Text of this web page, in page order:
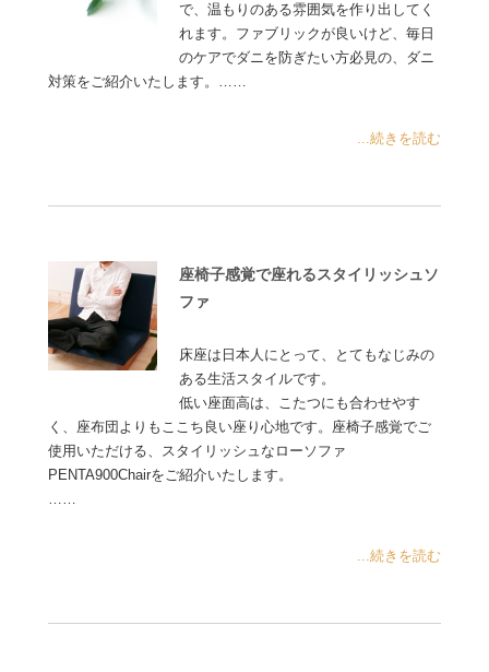
で、温もりのある雰囲気を作り出してく
れます。ファブリックが良いけど、毎日
のケアでダニを防ぎたい方必見の、ダニ
対策をご紹介いたします。……
...続きを読む
座椅子感覚で座れるスタイリッシュソ
ファ
床座は日本人にとって、とてもなじみの
ある生活スタイルです。
低い座面高は、こたつにも合わせやす
く、座布団よりもここち良い座り心地です。座椅子感覚でご
使用いただける、スタイリッシュなローソファ
PENTA900Chairをご紹介いたします。
……
...続きを読む